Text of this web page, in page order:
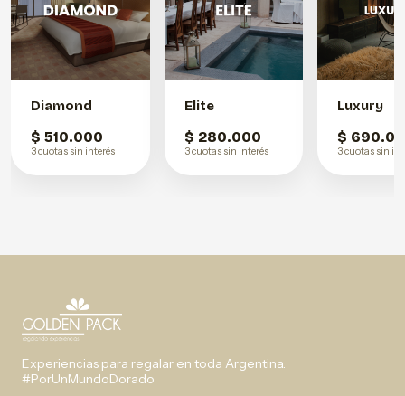
Diamond
$ 510.000
3 cuotas sin interés
Elite
$ 280.000
3 cuotas sin interés
Luxury
$
3 cuotas sin
Experiencias para regalar en toda Argentina.
#PorUnMundoDorado